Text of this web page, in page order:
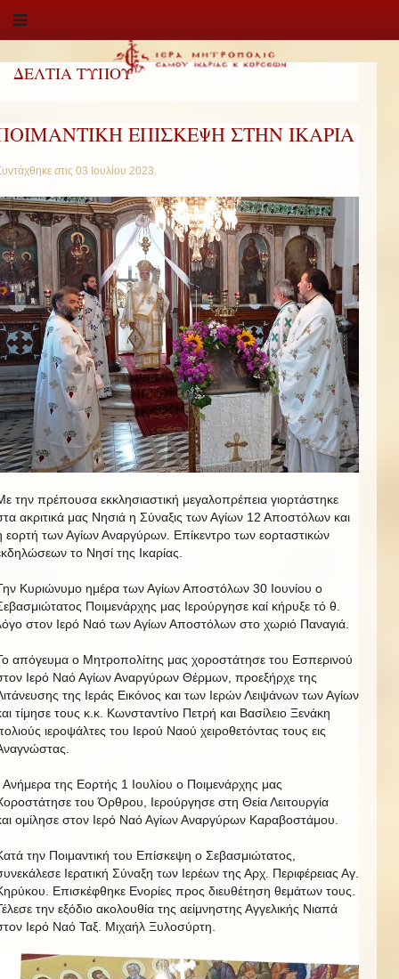
ΔΕΛΤΙΑ ΤΥΠΟΥ
ΕΠΙΣΚΕΨΗ ΣΤΗΝ ΙΚΑΡΙΑ
στις 03 Ιουλίου 2023.
την πρέπουσα εκκλησιαστική μεγαλοπρέπεια γιορτάστηκε
ακριτικά μας Νησιά η Σύναξις των Αγίων 12 Αποστόλων και
εορτή των Αγίων Αναργύρων. Επίκεντρο των εορταστικών
το Νησί της Ικαρίας.
Κυριώνυμο ημέρα των Αγίων Αποστόλων 30 Ιουνίου ο
Ποιμενάρχης μας Ιερούργησε καί κήρυξε τό θ.
στον Ιερό Ναό των Αγίων Αποστόλων στο χωριό Παναγιά.
απόγευμα ο Μητροπολίτης μας χοροστάτησε του Εσπερινού
Ιερό Ναό Αγίων Αναργύρων Θέρμων, προεξήρχε της
της Ιεράς Εικόνος και των Ιερών Λειψάνων των Αγίων
τίμησε τους κ.κ. Κωνσταντίνο Πετρή και Βασίλειο Ξενάκη
ιεροψάλτες του Ιερού Ναού χειροθετόντας τους εις
της Εορτής 1 Ιουλίου ο Ποιμενάρχης μας
του Όρθρου, Ιερούργησε στη Θεία Λειτουργία
ομίλησε στον Ιερό Ναό Αγίων Αναργύρων Καραβοστάμου.
την Ποιμαντική του Επίσκεψη ο Σεβασμιώτατος,
Ιερατική Σύναξη των Ιερέων της Αρχ. Περιφέρειας Αγ.
Επισκέφθηκε Ενορίες προς διευθέτηση θεμάτων τους.
την εξόδιο ακολουθία της αείμνηστης Αγγελικής Νιαπά
Ιερό Ναό Ταξ. Μιχαήλ Ξυλοσύρτη.